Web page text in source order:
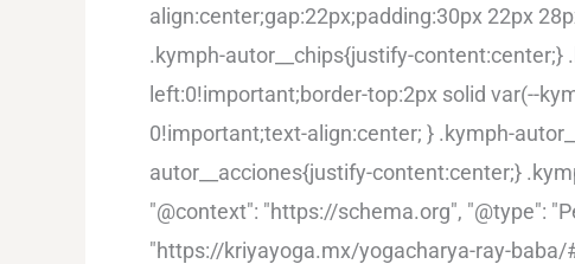
align:center;gap:22px;padding:30px 22px
.kymph-autor__chips{justify-content:center;}
left:0!important;border-top:2px solid var(--
0!important;text-align:center; } .kymph-
autor__acciones{justify-content:center;}
"@context": "https://schema.org", "@type":
"https://kriyayoga.mx/yogacharya-ray-baba/